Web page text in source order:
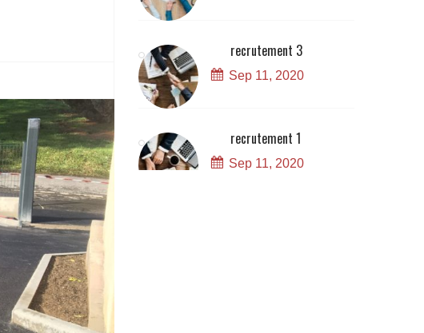
recrutement 3
Sep 11, 2020
recrutement 1
Sep 11, 2020